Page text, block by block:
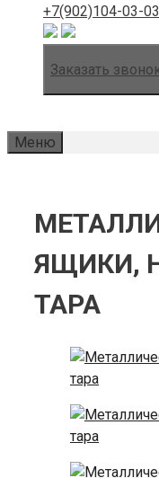
+7(902)104-03-03
Заказать
Меню
ЯЩИКИ,
ТАРА